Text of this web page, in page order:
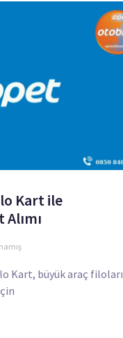
Kart ile
Kart, büyük araç filoları